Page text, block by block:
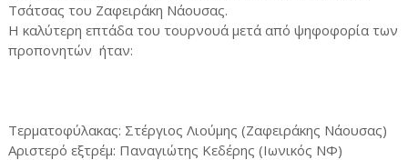
Τσάτσας του Ζαφειράκη Νάουσας.
Η καλύτερη επτάδα του τουρνουά μετά από ψηφοφορία των
προπονητών ήταν:
Τερματοφύλακας: Στέργιος Λιούμης (Ζαφειράκης Νάουσας)
Αριστερό εξτρέμ: Παναγιώτης Κεδέρης (Ιωνικός ΝΦ)